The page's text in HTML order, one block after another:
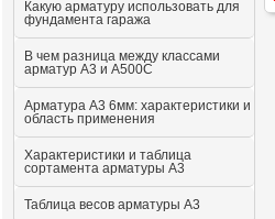
Какую арматуру использовать для
фундамента гаража
В чем разница между классами
арматур А3 и А500С
Арматура А3 6мм: характеристики и
область применения
Характеристики и таблица
сортамента арматуры А3
Таблица весов арматуры А3